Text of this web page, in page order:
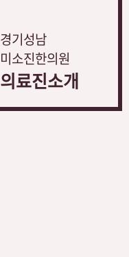
경기성남
미소진한의원
의료진소개